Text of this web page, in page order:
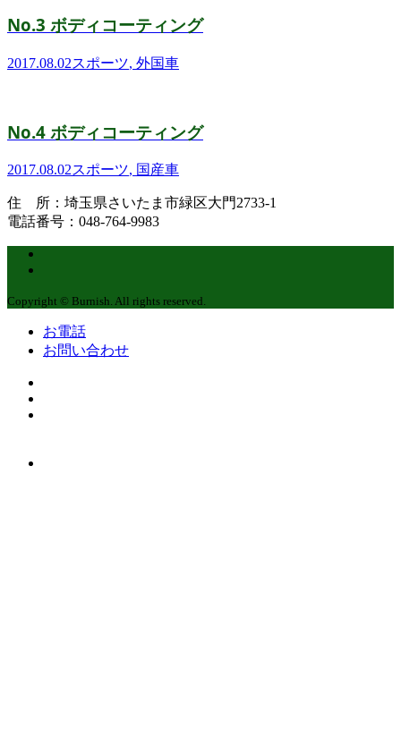
No.3 ボディコーティング
2017.08.02スポーツ, 外国車
No.4 ボディコーティング
2017.08.02スポーツ, 国産車
住 所：埼玉県さいたま市緑区大門2733-1
電話番号：048-764-9983
Copyright © Burnish. All rights reserved.
お電話
お問い合わせ